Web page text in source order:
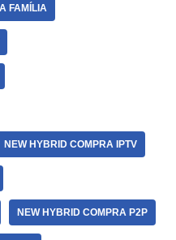
FAMÍLIA
NEW HYBRID COMPRA IPTV
NEW HYBRID COMPRA P2P